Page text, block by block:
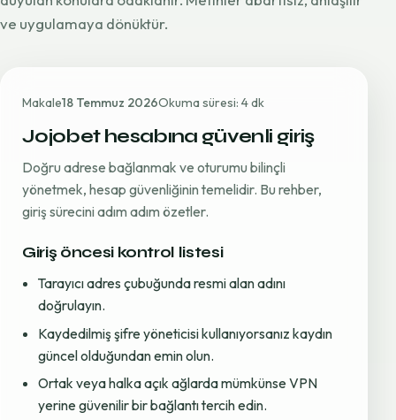
ve uygulamaya dönüktür.
Makale18 Temmuz 2026Okuma süresi: 4 dk
Jojobet hesabına güvenli giriş
Doğru adrese bağlanmak ve oturumu bilinçli
yönetmek, hesap güvenliğinin temelidir. Bu rehber,
giriş sürecini adım adım özetler.
Giriş öncesi kontrol listesi
Tarayıcı adres çubuğunda resmi alan adını
doğrulayın.
Kaydedilmiş şifre yöneticisi kullanıyorsanız kaydın
güncel olduğundan emin olun.
Ortak veya halka açık ağlarda mümkünse VPN
yerine güvenilir bir bağlantı tercih edin.